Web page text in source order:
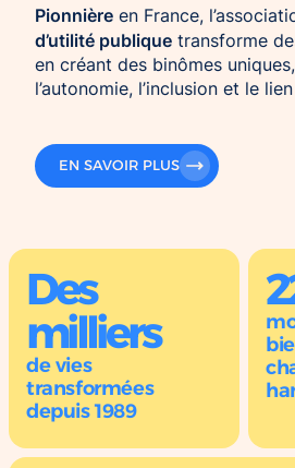
Pionnière en France,
d’utilité publique transforme
en créant des binômes
l’autonomie, l’inclusion et le
EN SAVOIR PLUS
Des
milliers
de vies
transformées
depuis 1989